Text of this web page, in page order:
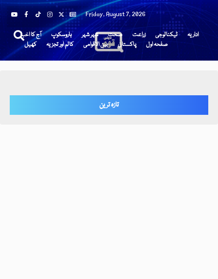
Friday, August 7, 2026
آج کا اخبار ہاروسکوپ شہر شہر صحت زراعت ٹیکنالوجی
اداریہ
کھیل
کالم اور تجزیہ بین الاقوامی پاکستان صفحہ اول
تازہ ترین